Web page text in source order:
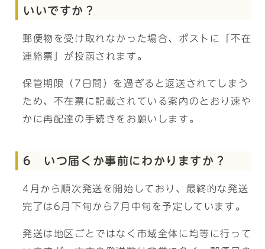
いいですか？
郵便物を受け取れなかった場合、ポストに「不在
連絡票」が投函されます。
保管期限（7日間）を過ぎると返送されてしまう
ため、不在票に記載されている案内のとおり速や
かに再配達の手続きをお願いします。
6 いつ届くか事前にわかりますか？
4月から順次発送を開始しており、最終的な発送
完了は6月下旬から7月中旬を予定しています。
発送は地区ごとではなく市域全体に均等に行って